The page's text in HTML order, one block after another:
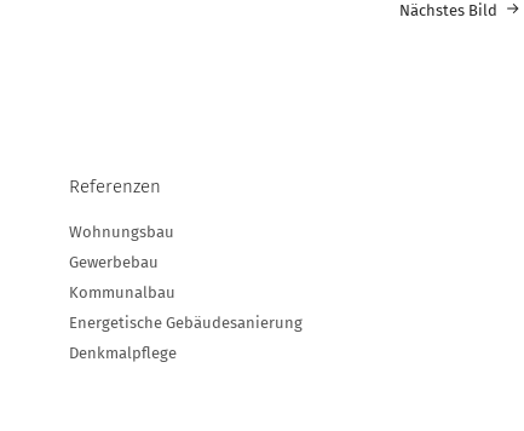
Nächstes Bild
Referenzen
Wohnungsbau
Gewerbebau
Kommunalbau
Energetische Gebäudesanierung
Denkmalpflege